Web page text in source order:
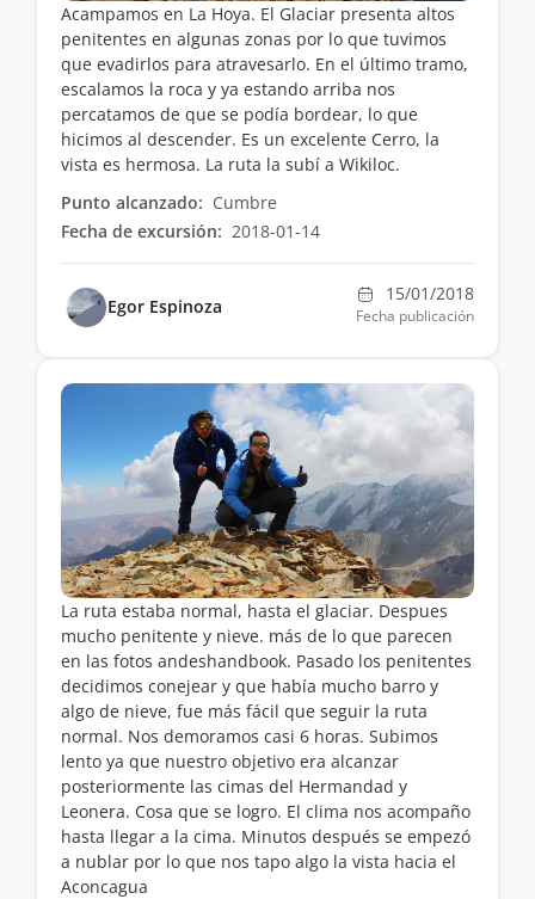
Acampamos en La Hoya. El Glaciar presenta altos
penitentes en algunas zonas por lo que tuvimos
que evadirlos para atravesarlo. En el último tramo,
escalamos la roca y ya estando arriba nos
percatamos de que se podía bordear, lo que
hicimos al descender. Es un excelente Cerro, la
vista es hermosa. La ruta la subí a Wikiloc.
Punto alcanzado: Cumbre
Fecha de excursión: 2018-01-14
Egor Espinoza
15/01/2018
Fecha publicación
La ruta estaba normal, hasta el glaciar. Despues
mucho penitente y nieve. más de lo que parecen
en las fotos andeshandbook. Pasado los penitentes
decidimos conejear y que había mucho barro y
algo de nieve, fue más fácil que seguir la ruta
normal. Nos demoramos casi 6 horas. Subimos
lento ya que nuestro objetivo era alcanzar
posteriormente las cimas del Hermandad y
Leonera. Cosa que se logro. El clima nos acompaño
hasta llegar a la cima. Minutos después se empezó
a nublar por lo que nos tapo algo la vista hacia el
Aconcagua